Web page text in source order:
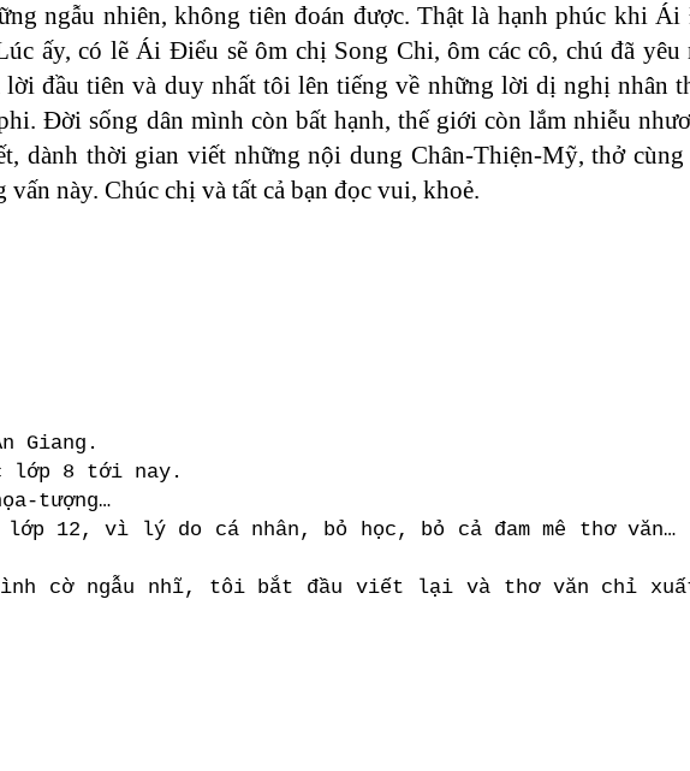
ngẫu nhiên, không tiên đoán được. Thật là hạnh phúc khi Ái
ấy, có lẽ Ái Điểu sẽ ôm chị Song Chi, ôm các cô, chú đã yêu
đầu tiên và duy nhất tôi lên tiếng về những lời dị nghị nhân
Đời sống dân mình còn bất hạnh, thế giới còn lắm nhiễu
dành thời gian viết những nội dung Chân-Thiện-Mỹ, thở
này. Chúc chị và tất cả bạn đọc vui, khoẻ.
Giang.
lớp 8 tới nay.
tượng…
12, vì lý do cá nhân, bỏ học, bỏ cả đam mê thơ văn…
tình cờ ngẫu nhĩ, tôi bắt đầu viết lại và thơ văn chỉ